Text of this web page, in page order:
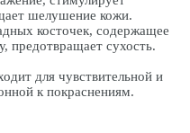
шелушение кожи.
косточек, содержащее
предотвращает сухость.
для чувствительной и
к покраснениям.